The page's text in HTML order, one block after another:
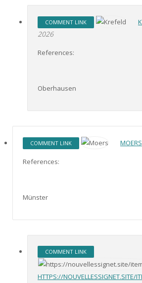
COMMENT LINK
2026
References:
Oberhausen
COMMENT LINK MOERS
References:
Münster
COMMENT LINK
HTTPS://NOUVELLESSIGNET.SITE/